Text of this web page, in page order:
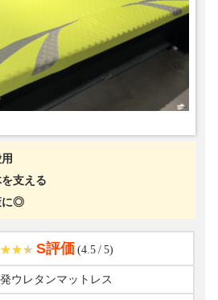
支える
に◎
S評価 (4.5 / 5)
ウレタンマットレス